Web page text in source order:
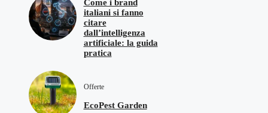
Come i brand
italiani si fanno
citare
dall’intelligenza
artificiale: la guida
pratica
Offerte
EcoPest Garden